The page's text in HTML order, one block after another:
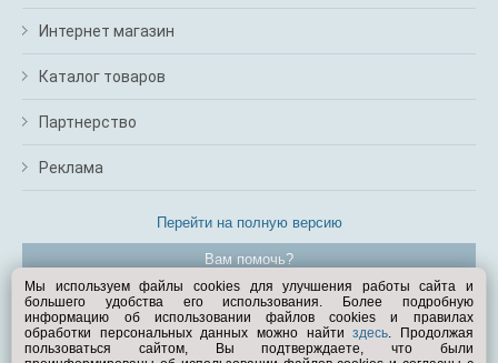
Интернет магазин
Каталог товаров
Партнерство
Реклама
Перейти на полную версию
Вам помочь?
© Exist.ru 1998—2026
Мы используем файлы cookies для улучшения работы сайта и
большего удобства его использования. Более подробную
информацию об использовании файлов cookies и правилах
обработки персональных данных можно найтиздесь. Продолжая
пользоваться сайтом, Вы подтверждаете, что были